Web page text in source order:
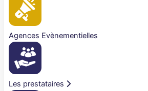
Agences Evènementielles
Les prestataires